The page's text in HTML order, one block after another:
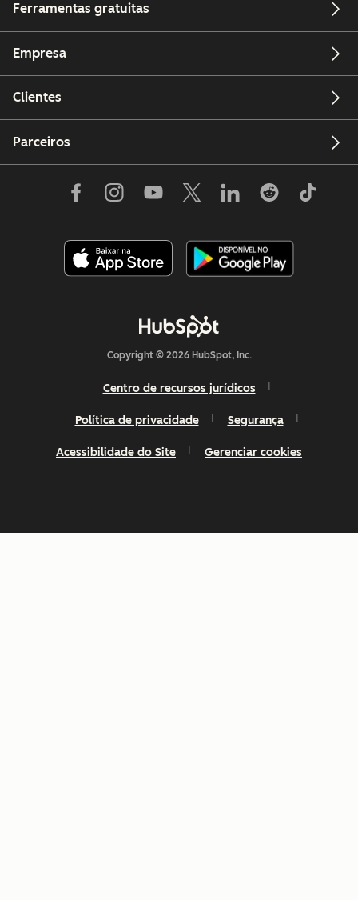
Ferramentas gratuitas
Empresa
Clientes
Parceiros
Copyright © 2026 HubSpot, Inc.
Centro de recursos jurídicos
Política de privacidade Segurança
Acessibilidade do Site Gerenciar cookies